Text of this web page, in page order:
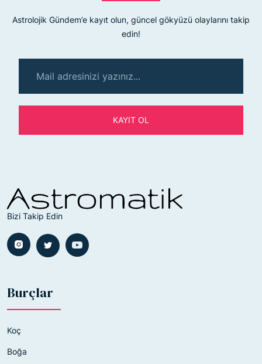
Astrolojik Gündem’e kayıt olun, güncel gökyüzü olaylarını takip
edin!
KAYIT OL
Bizi Takip Edin
Burçlar
Koç
Boğa